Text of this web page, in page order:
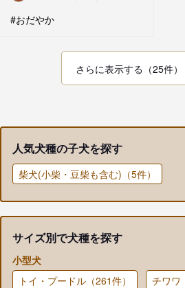
#おだやか
さらに表示する（25件）
人気犬種の子犬を探す
柴犬(小柴・豆柴も含む)（5件）
サイズ別で犬種を探す
小型犬
トイ・プードル（261件）
チワワ